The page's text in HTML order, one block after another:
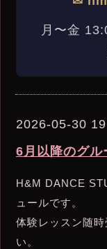
月〜金
2026-05-30
6月以降のグル
H&M DANCE
ュールです。
体験レッスン随
い。